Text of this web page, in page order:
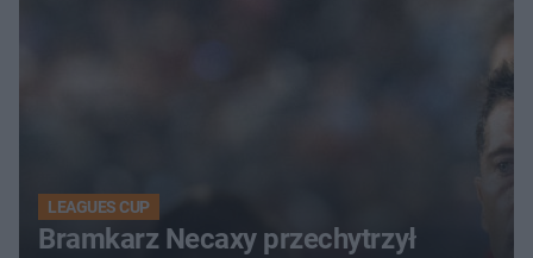
LEAGUES CUP
Bramkarz Necaxy przechytrzył